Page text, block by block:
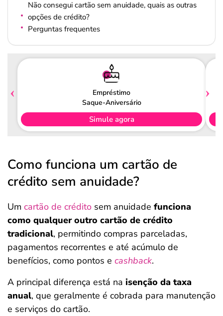
Não consegui cartão sem anuidade, quais as outras
opções de crédito?
Perguntas frequentes
Empréstimo
Saque-Aniversário
Simule agora
Como funciona um cartão de
crédito sem anuidade?
Um cartão de crédito sem anuidade funciona
como qualquer outro cartão de crédito
tradicional, permitindo compras parceladas,
pagamentos recorrentes e até acúmulo de
benefícios, como pontos e cashback.
A principal diferença está na isenção da taxa
anual, que geralmente é cobrada para manutenção
e serviços do cartão.